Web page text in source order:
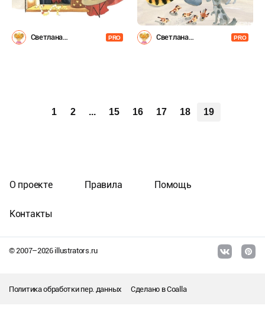
Светлана
PRO
Светлана
PRO
1 2 ... 15 16 17 18 19
© 2007–2026illustrators.ru
О проекте Правила Помощь
Контакты
Политика обработки пер. данных Сделано вCoalla